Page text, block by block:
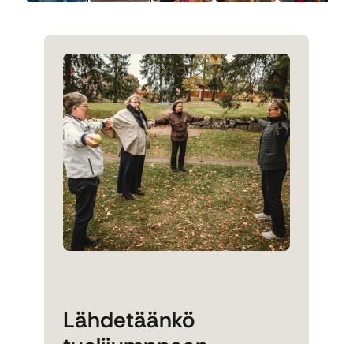
Lähdetäänkö